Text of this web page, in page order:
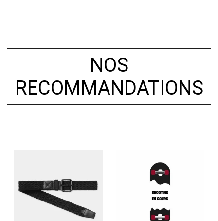
NOS
RECOMMANDATIONS